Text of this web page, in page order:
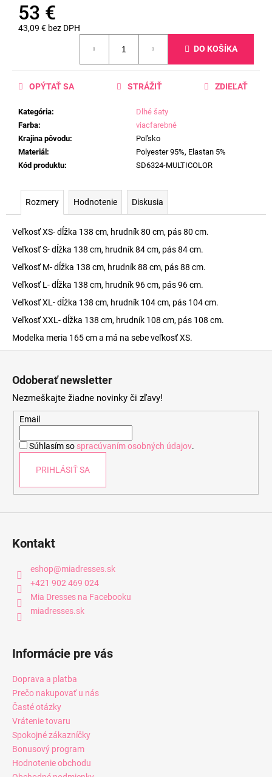
53 €
43,09 € bez DPH
DO KOŠÍKA
Kategória:
Dlhé šaty
Farba:
viacfarebné
Krajina pôvodu:
Poľsko
Materiál:
Polyester 95%, Elastan 5%
Kód produktu: SD6324-MULTICOLOR
OPÝTAŤ SA STRÁŽIŤ ZDIEĽAŤ
Rozmery Hodnotenie Diskusia
Veľkosť XS- dĺžka 138 cm, hrudník 80 cm, pás 80 cm.
Veľkosť S- dĺžka 138 cm, hrudník 84 cm, pás 84 cm.
Veľkosť M- dĺžka 138 cm, hrudník 88 cm, pás 88 cm.
Veľkosť L- dĺžka 138 cm, hrudník 96 cm, pás 96 cm.
Veľkosť XL- dĺžka 138 cm, hrudník 104 cm, pás 104 cm.
Veľkosť XXL- dĺžka 138 cm, hrudník 108 cm, pás 108 cm.
Modelka meria 165 cm a má na sebe veľkosť XS.
Odoberať newsletter
Nezmeškajte žiadne novinky či zľavy!
Email
Súhlasím so spracúvaním osobných údajov.
PRIHLÁSIŤ SA
Kontakt
eshop@miadresses.sk
+421 902 469 024
Mia Dresses na Facebooku
miadresses.sk
Informácie pre vás
Doprava a platba
Prečo nakupovať u nás
Časté otázky
Vrátenie tovaru
Spokojné zákazníčky
Bonusový program
Hodnotenie obchodu